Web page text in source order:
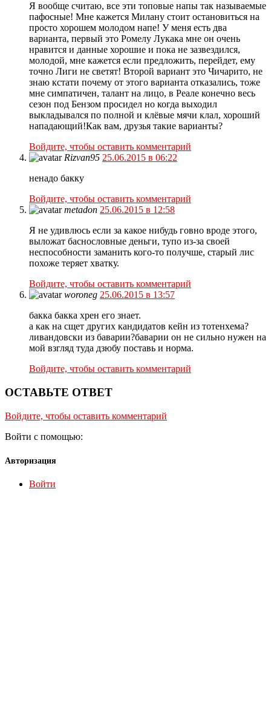
Я вообще считаю, все эти топовые напы так называемые
пафосные! Мне кажется Милану стоит остановиться на
просто хорошем молодом напе! У меня есть два
варианта, первый это Ромелу Лукака мне он очень
нравится и данные хорошие и пока не зазвездился,
молодой, мне кажется если предложить, перейдет, ему
точно Лиги не светят! Второй вариант это Чичарито, не
знаю кстати почему от этого варианта отказались, тоже
мне симпатичен, талант на лицо, в Реале конечно весь
сезон под Бензом просидел но когда выходил
выкладывался по полной и клёвые мячи клал, хороший
нападающий!Как вам, друзья такие варианты?
Войдите, чтобы оставить комментарий
Rizvan95 25.06.2015 в 06:22
ненадо бакку
Войдите, чтобы оставить комментарий
metadon 25.06.2015 в 12:58
Я не удивлюсь если за какое нибудь говно вроде этого,
выложат баснословные деньги, тупо из-за своей
неспособности заманить кого-то получше, старый лис
похоже теряет хватку.
Войдите, чтобы оставить комментарий
woroneg 25.06.2015 в 13:57
бакка бакка хрен его знает.
а как на сщет других кандидатов кейн из тотенхема?
ливандовски из баварии?баварии он не сильно нужен на
мой взгляд туда дзюбу поставь и норма.
Войдите, чтобы оставить комментарий
ОСТАВЬТЕ ОТВЕТ
Войдите, чтобы оставить комментарий
Войти с помощью:
Авторизация
Войти